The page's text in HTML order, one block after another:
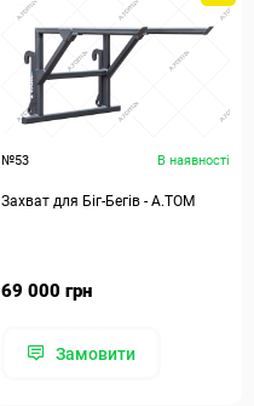
№53 В наявності
Захват для Біг-Бегів - А.ТОМ
69 000 грн
Замовити